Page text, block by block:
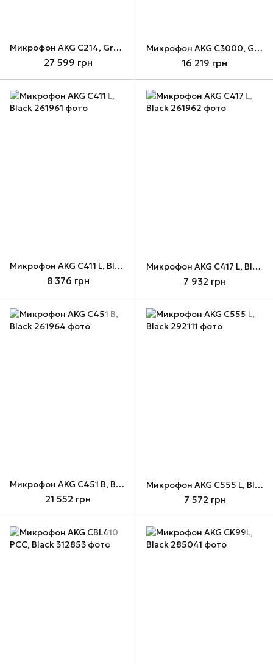
Микрофон AKG C214, Grey/Blue
27 599 грн
Микрофон AKG C3000, Grey
16 219 грн
Микрофон AKG C411 L, Black
8 376 грн
Микрофон AKG C417 L, Black
7 932 грн
Микрофон AKG C451 B, Black
21 552 грн
Микрофон AKG C555 L, Black
7 572 грн